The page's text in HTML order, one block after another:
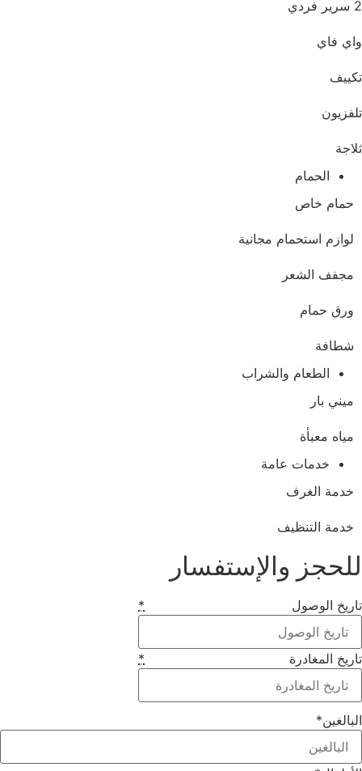
فاي
الحمام
حمام خاص
لوازم استحمام مجانية
مجفف الشعر
ورق حمام
شطافة
الطعام والشراب
ميني بار
مياه معبأة
خدمات عامة
خدمة الغرف
خدمة التنظيف
والإستفسار
الوصول
المغادرة
*